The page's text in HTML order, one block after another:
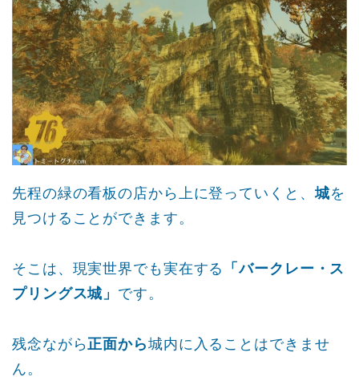
先程の緑の看板の店から上に登っていくと、城を
見つけることができます。
そこは、現実世界でも実在する
「バークレー・ス
プリングス城」 です。
残念ながら正面から城内に入ることはできませ
ん。